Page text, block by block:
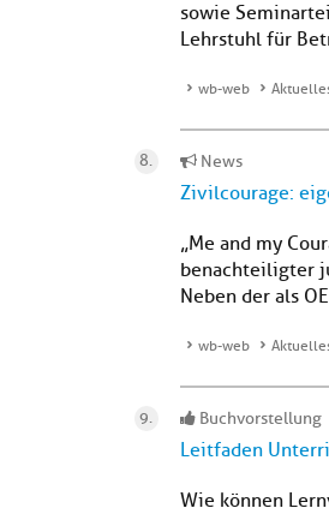
sowie
Lehrstuhl für
wb-web
News
Zivilcourage:
„Me and my
benachteiligter
Neben der als
wb-web
Buchvorstellung
Leitfaden
Wie können